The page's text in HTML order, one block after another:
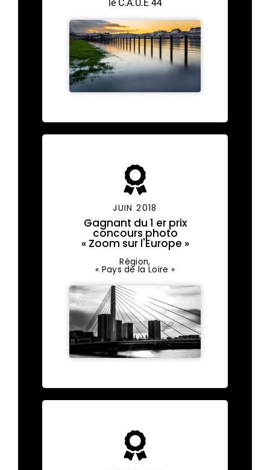
le C.A.U.E 44
JUIN 2018
Gagnant du 1 er prix
concours photo
« Zoom sur l'Europe »
Région,
« Pays de la Loire »